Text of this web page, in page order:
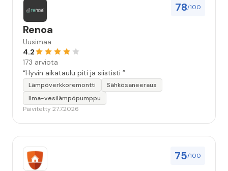
78/100
Renoa
Uusimaa
4.2
173 arviota
“Hyvin aikataulu piti ja siististi ”
Lämpöverkkoremontti
Sähkösaneeraus
Ilma-vesilämpöpumppu
Päivitetty 27.7.2026
75/100